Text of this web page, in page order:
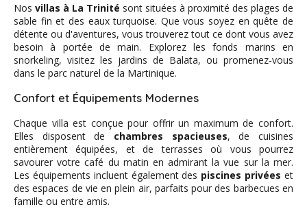
Nos villas à La Trinité sont situées à proximité des plages de
sable fin et des eaux turquoise. Que vous soyez en quête de
détente ou d'aventures, vous trouverez tout ce dont vous avez
besoin à portée de main. Explorez les fonds marins en
snorkeling, visitez les jardins de Balata, ou promenez-vous
dans le parc naturel de la Martinique.
Confort et Équipements Modernes
Chaque villa est conçue pour offrir un maximum de confort.
Elles disposent de chambres spacieuses, de cuisines
entièrement équipées, et de terrasses où vous pourrez
savourer votre café du matin en admirant la vue sur la mer.
Les équipements incluent également des piscines privées et
des espaces de vie en plein air, parfaits pour des barbecues en
famille ou entre amis.